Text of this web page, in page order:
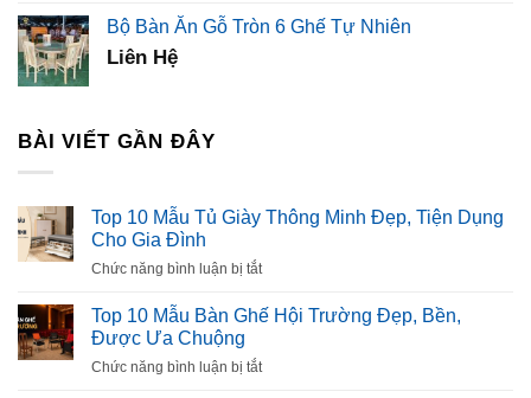
là:
3,500,000₫.
tại
là:
Bộ Bàn Ăn Gỗ Tròn 6 Ghế Tự Nhiên
Liên Hệ
BÀI VIẾT GẦN ĐÂY
Top 10 Mẫu Tủ Giày Thông Minh Đẹp, Tiện Dụng
Cho Gia Đình
Chức năng bình luận bị tắtở
10
Giày
Top 10 Mẫu Bàn Ghế Hội Trường Đẹp, Bền,
Được Ưa Chuộng
Chức năng bình luận bị tắtở